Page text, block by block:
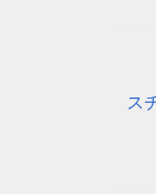
ス